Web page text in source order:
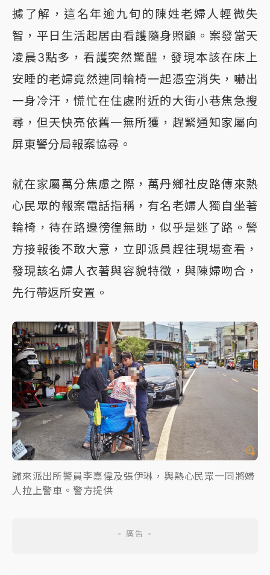
據了解，這名年逾九旬的陳姓老婦人輕微失
智，平日生活起居由看護隨身照顧。案發當天
凌晨3點多，看護突然驚醒，發現本該在床上
安睡的老婦竟然連同輪椅一起憑空消失，嚇出
一身冷汗，慌忙在住處附近的大街小巷焦急搜
尋，但天快亮依舊一無所獲，趕緊通知家屬向
屏東警分局報案協尋。
就在家屬萬分焦慮之際，萬丹鄉社皮路傳來熱
心民眾的報案電話指稱，有名老婦人獨自坐著
輪椅，待在路邊徬徨無助，似乎是迷了路。警
方接報後不敢大意，立即派員趕往現場查看，
發現該名婦人衣著與容貌特徵，與陳婦吻合，
先行帶返所安置。
歸來派出所警員李嘉偉及張伊琳，與熱心民眾一同將婦
人拉上警車。警方提供